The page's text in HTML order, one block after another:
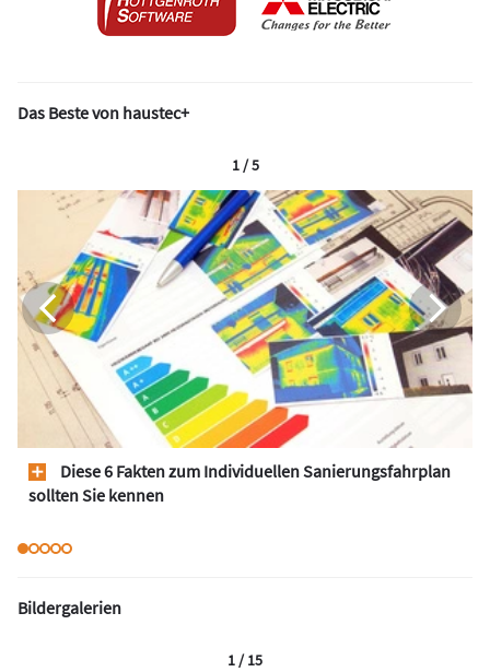
Das Beste von haustec+
Diese 6 Fakten zum Individuellen Sanierungsfahrplan
sollten Sie kennen
1 / 5
Bildergalerien
1 / 15